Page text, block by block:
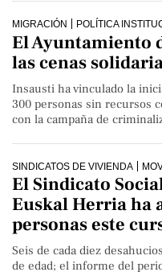
MIGRACIÓN POLÍTICA
El Ayuntamiento
las cenas
Insausti ha vinculado la
300 personas sin recursos
con la campaña de
SINDICATOS DE VIVIENDA
El Sindicato
Euskal Herria ha
personas este
Seis de cada diez
de edad; el informe del